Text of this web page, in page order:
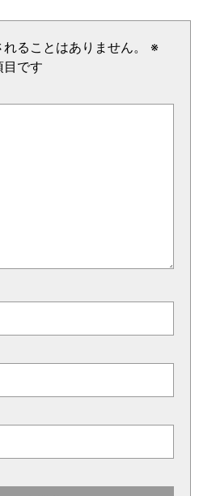
ることはありません。
※
目です